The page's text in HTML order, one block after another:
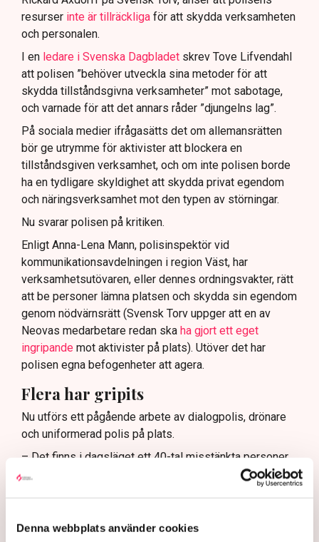
Denna webbplats använder cookies
resurser inte är tillräckliga för att skydda verksamheten
och personalen.
I en ledare i Svenska Dagbladet skrev Tove Lifvendahl
att polisen ”behöver utveckla sina metoder för att
skydda tillståndsgivna verksamheter” mot sabotage,
och varnade för att det annars råder ”djungelns lag”.
På sociala medier ifrågasätts det om allemansrätten
bör ge utrymme för aktivister att blockera en
tillståndsgiven verksamhet, och om inte polisen borde
ha en tydligare skyldighet att skydda privat egendom
och näringsverksamhet mot den typen av störningar.
Nu svarar polisen på kritiken.
Enligt Anna-Lena Mann, polisinspektör vid
kommunikationsavdelningen i region Väst, har
verksamhetsutövaren, eller dennes ordningsvakter, rätt
att be personer lämna platsen och skydda sin egendom
genom nödvärnsrätt (Svensk Torv uppger att en av
Neovas medarbetare redan ska ha gjort ett eget
ingripande mot aktivister på plats). Utöver det har
polisen egna befogenheter att agera.
Flera har gripits
Nu utförs ett pågående arbete av dialogpolis, drönare
och uniformerad polis på plats.
– Det finns i dagsläget ett 40-tal misstänkta personer,
cirka 120 brottsmisstankar och det har gjorts både
avvisanden, avlägsnanden och gripanden, säger Anna-
Med stöd av polislagen 13 paragraf kan polisen